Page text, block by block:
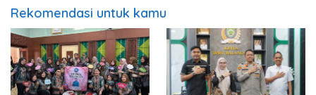
Rekomendasi untuk kamu